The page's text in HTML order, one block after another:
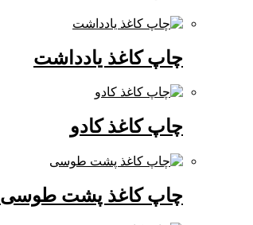
چاپ کاغذ یادداشت
چاپ کاغذ کادو
چاپ کاغذ پشت طوسی